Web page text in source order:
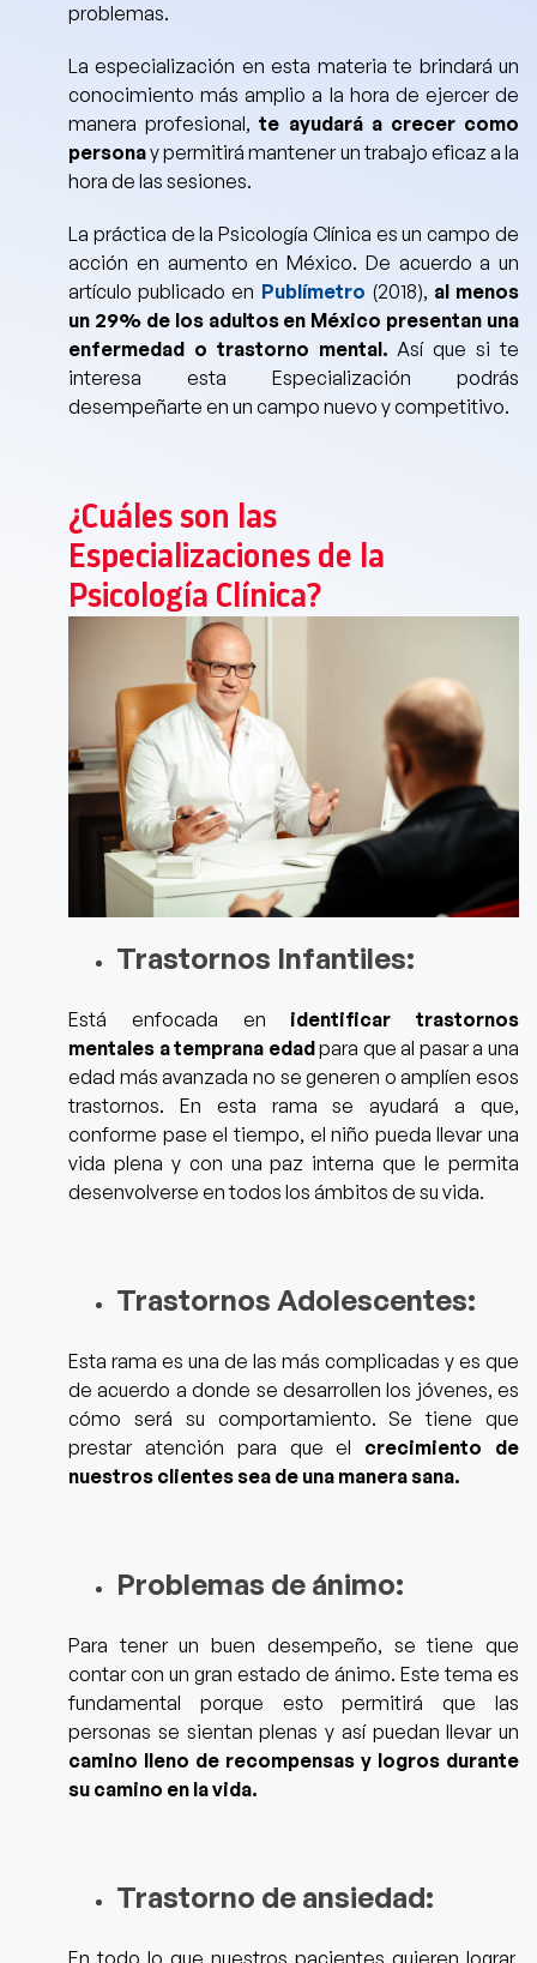
problemas.
La especialización en esta materia te brindará un
conocimiento más amplio a la hora de ejercer de
manera profesional,te ayudará a crecer como
personay permitirá mantener un trabajo eficaz a la
hora de las sesiones.
La práctica de la Psicología Clínica es un campo de
acción en aumento en México. De acuerdo a un
artículo publicado en Publímetro (2018), al menos
un 29% de los adultos en México presentan una
enfermedad o trastorno mental.Así que si te
interesa esta Especialización podrás
desempeñarte en un campo nuevo y competitivo.
¿Cuáles son las
Especializaciones de la
Psicología Clínica?
Trastornos Infantiles:
Está enfocada en identificar trastornos
mentales a temprana edadpara que al pasar a una
edad más avanzada no se generen o amplíen esos
trastornos. En esta rama se ayudará a que,
conforme pase el tiempo, el niño pueda llevar una
vida plena y con una paz interna que le permita
desenvolverse en todos los ámbitos de su vida.
Trastornos Adolescentes:
Esta rama es una de las más complicadas y es que
de acuerdo a donde se desarrollen los jóvenes, es
cómo será su comportamiento.Se tiene que
prestar atención para que el crecimiento de
nuestros clientes sea de una manera sana.
Problemas de ánimo:
Para tener un buen desempeño, se tiene que
contar con un gran estado de ánimo. Este tema es
fundamental porque estopermitirá que las
personas se sientan plenas y así puedan llevar un
camino lleno de recompensas y logros durante
su camino en la vida.
Trastorno de ansiedad:
En todo lo que nuestros pacientes quieren lograr,